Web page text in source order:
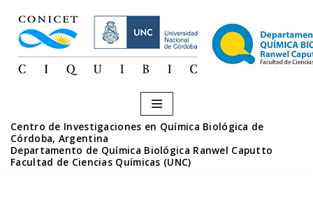
Saltar
contenido
Centro de Investigaciones en Química Biológica de
Córdoba, Argentina
Departamento de Química Biológica Ranwel Caputto
Facultad de Ciencias Químicas (UNC)